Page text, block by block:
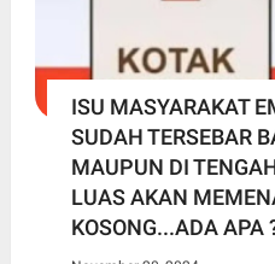
ISU MASYARAKAT
SUDAH TERSEBAR
MAUPUN DI
LUAS AKAN
KOSONG...ADA APA